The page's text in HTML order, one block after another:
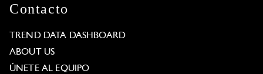
Contacto
TREND DATA DASHBOARD
ABOUT US
ÚNETE AL EQUIPO